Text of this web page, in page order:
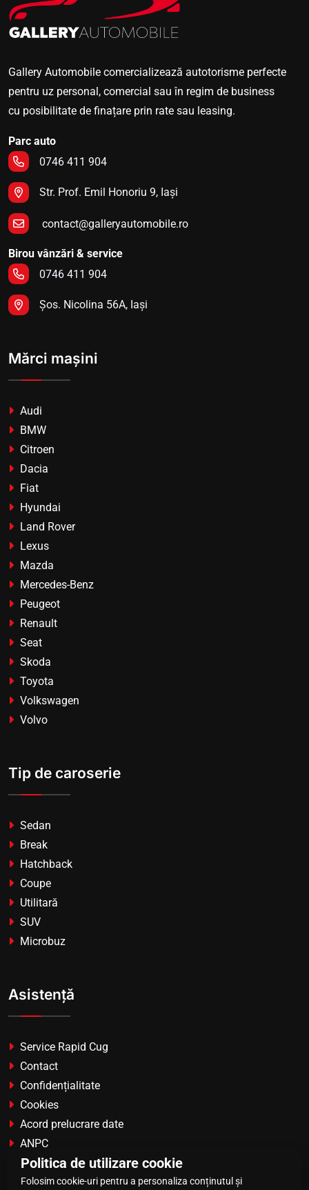
Gallery Automobile comercializează autotorisme perfecte
pentru uz personal, comercial sau în regim de business
cu posibilitate de finațare prin rate sau leasing.
Parc auto
0746 411 904
Str. Prof. Emil Honoriu 9, Iași
contact@galleryautomobile.ro
Birou vânzări & service
0746 411 904
Șos. Nicolina 56A, Iași
Mărci mașini
Audi
BMW
Citroen
Dacia
Fiat
Hyundai
Land Rover
Lexus
Mazda
Mercedes-Benz
Peugeot
Renault
Seat
Skoda
Toyota
Volkswagen
Volvo
Tip de caroserie
Sedan
Break
Hatchback
Coupe
Utilitară
SUV
Microbuz
Asistență
Service Rapid Cug
Contact
Confidențialitate
Cookies
Acord prelucrare date
ANPC
ANPC-SAL
Regulament campanie VW Bora
Politica de utilizare cookie
Folosim cookie-uri pentru a personaliza conținutul și